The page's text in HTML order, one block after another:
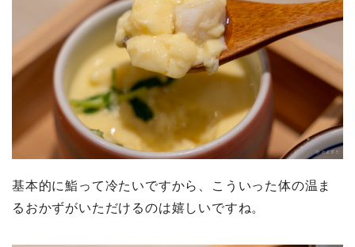
基本的に鮨って冷たいですから、こういった体の温ま
るおかずがいただけるのは嬉しいですね。